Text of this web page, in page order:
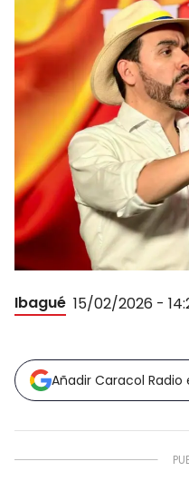
Ibagué 15/02/2026 -
Añadir Caracol Radio